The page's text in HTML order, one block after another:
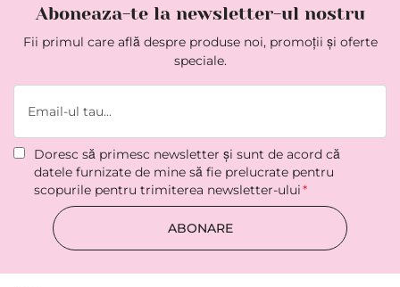
Aboneaza-te la newsletter-ul nostru
Fii primul care află despre produse noi, promoții și oferte
speciale.
Doresc să primesc newsletter şi sunt de acord că
datele furnizate de mine să fie prelucrate pentru
scopurile pentru trimiterea newsletter-ului
ABONARE